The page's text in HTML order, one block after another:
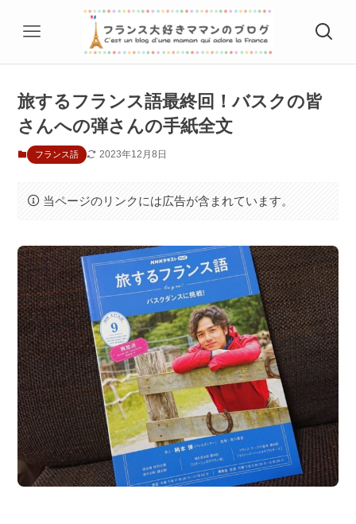
旅するフランス語最終回！バスクの皆
さんへの弾さんの手紙全文
フランス語 2023年12月8日
当ページのリンクには広告が含まれています。